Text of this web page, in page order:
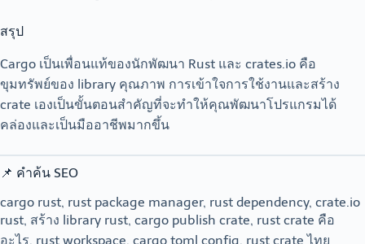
สรุป
Cargo เป็นเพื่อนแท้ของนักพัฒนา Rust และ crates.io คือ
ขุมทรัพย์ของ library คุณภาพ การเข้าใจการใช้งานและสร้าง
crate เองเป็นขั้นตอนสำคัญที่จะทำให้คุณพัฒนาโปรแกรมได้
คล่องและเป็นมืออาชีพมากขึ้น
📌 คำค้น SEO
cargo rust, rust package manager, rust dependency, crate.io
rust, สร้าง library rust, cargo publish crate, rust crate คือ
อะไร, rust workspace, cargo toml config, rust crate ไทย